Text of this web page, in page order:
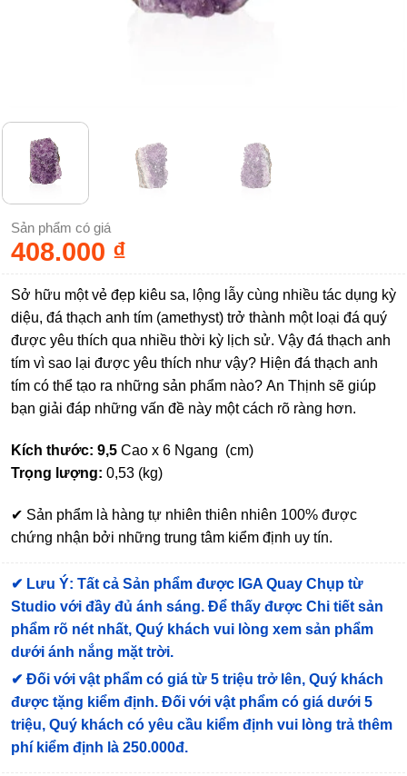
Sản phẩm có giá
408.000 ₫
Sở hữu một vẻ đẹp kiêu sa, lộng lẫy cùng nhiều tác dụng kỳ
diệu, đá thạch anh tím (amethyst) trở thành một loại đá quý
được yêu thích qua nhiều thời kỳ lịch sử. Vậy đá thạch anh
tím vì sao lại được yêu thích như vậy? Hiện đá thạch anh
tím có thể tạo ra những sản phẩm nào? An Thịnh sẽ giúp
bạn giải đáp những vấn đề này một cách rõ ràng hơn.
Kích thước: 9,5 Cao x 6 Ngang (cm)
Trọng lượng: 0,53 (kg)
✔ Sản phẩm là hàng tự nhiên thiên nhiên 100% được
chứng nhận bởi những trung tâm kiểm định uy tín.
✔ Lưu Ý: Tất cả Sản phẩm được IGA Quay Chụp từ
Studio với đầy đủ ánh sáng. Để thấy được Chi tiết sản
phẩm rõ nét nhất, Quý khách vui lòng xem sản phẩm
dưới ánh nắng mặt trời.
✔ Đối với vật phẩm có giá từ 5 triệu trở lên, Quý khách
được tặng kiểm định. Đối với vật phẩm có giá dưới 5
triệu, Quý khách có yêu cầu kiểm định vui lòng trả thêm
phí kiểm định là 250.000đ.